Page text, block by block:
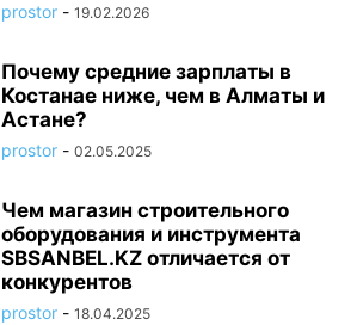
prostor - 19.02.2026
Почему средние зарплаты в
Костанае ниже, чем в Алматы и
Астане?
prostor - 02.05.2025
Чем магазин строительного
оборудования и инструмента
SBSANBEL.KZ отличается от
конкурентов
prostor - 18.04.2025